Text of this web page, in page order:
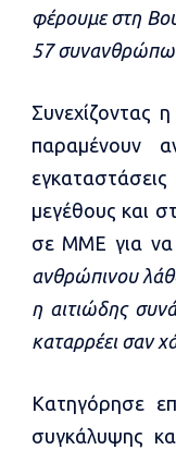
φέρουμε στη
57 συνανθρώπων
Συνεχίζοντας
παραμένουν
μεγέθους και
σε ΜΜΕ για να
ανθρώπινου
η αιτιώδης
καταρρέει σαν
Κατηγόρησε
συγκάλυψης